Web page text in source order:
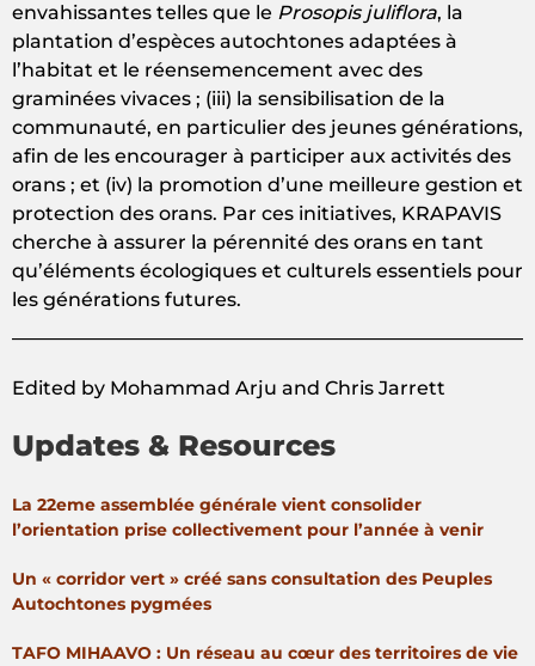
envahissantes telles que le Prosopis juliflora, la
plantation d’espèces autochtones adaptées à
l’habitat et le réensemencement avec des
graminées vivaces ; (iii) la sensibilisation de la
communauté, en particulier des jeunes générations,
afin de les encourager à participer aux activités des
orans ; et (iv) la promotion d’une meilleure gestion et
protection des orans. Par ces initiatives, KRAPAVIS
cherche à assurer la pérennité des orans en tant
qu’éléments écologiques et culturels essentiels pour
les générations futures.
Edited by Mohammad Arju and Chris Jarrett
Updates & Resources
La 22eme assemblée générale vient consolider
l’orientation prise collectivement pour l’année à venir
Un « corridor vert » créé sans consultation des Peuples
Autochtones pygmées
TAFO MIHAAVO : Un réseau au cœur des territoires de vie